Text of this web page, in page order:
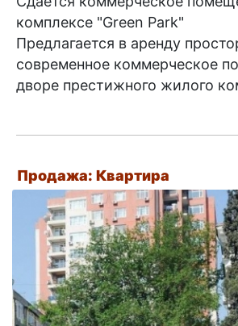
комплексе "Green Park"
Предлагается в аренду
современное коммерческое
дворе престижного жилого
Продажа: Квартира